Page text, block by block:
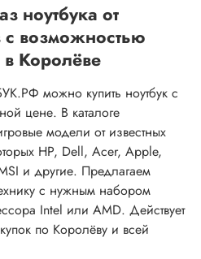
ноутбука от
возможностью
в Королёве
можно купить ноутбук с
цене. В каталоге
модели от известных
HP, Dell, Acer, Apple,
и другие. Предлагаем
с нужным набором
Intel или AMD. Действует
по Королёву и всей